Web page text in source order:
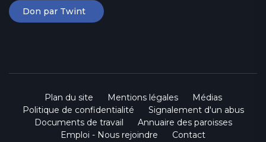
Don par Twint
Plan du site Mentions légales
Médias
Politique de confidentialité
Signalement d'un abus
Documents de travail
Annuaire des paroisses
Emploi - Nous rejoindre
Contact